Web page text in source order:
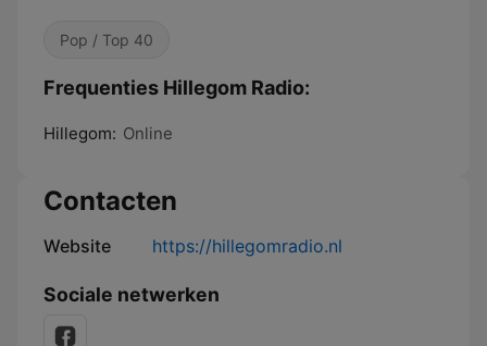
Pop / Top 40
Frequenties Hillegom Radio:
Hillegom: Online
Contacten
Website https://hillegomradio.nl
Sociale netwerken